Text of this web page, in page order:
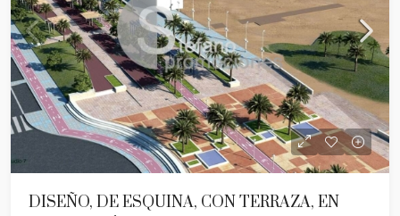
DISEÑO, DE ESQUINA, CON TERRAZA, EN